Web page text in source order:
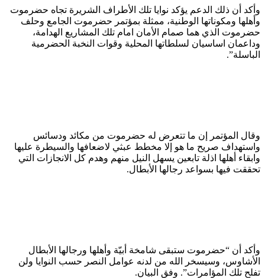
وأكد أن ذلك الدعم يؤكد نوايا تلك الأطراف الشريرة تجاه حضرموت
وأهلها ومكوناتها الوطنية، ممثلة بمؤتمر حضرموت الجامع وحلف
حضرموت الذي هما صمام الأمان امام تلك المشاريع الهدامة،
وداعمان اساسيان لسلطاتها المحلية وقوات النخبة الحضرمية
الباسلة”.
وقال المؤتمر إن ما تتعرض له حضرموت من مكائد ودسائس
واستهداف صريح ما هو إلا مخطط عبثي لاضعافها والسيطرة عليها
وابقاء أهلها اذلة تابعين يسهل النيل منهم وهدم كل الانجازات التي
تحققت فيها بسواعد رجالها الأبطال.
وأكد أن “حضرموت ستبقى شامخة أبيّة وأهلها ورجالها الأبطال
الأشاوس، وسيسخر الله من لدنه عوامل النصر حسب النوايا ولن
تفلح تلك المؤامرات”. وفق البيان.